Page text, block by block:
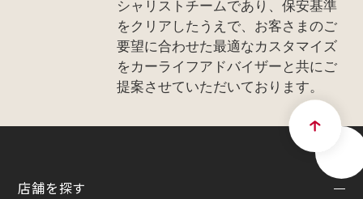
シャリストチームであり、保安基準
をクリアしたうえで、お客さまのご
要望に合わせた最適なカスタマイズ
をカーライフアドバイザーと共にご
提案させていただいております。
店舗を探す